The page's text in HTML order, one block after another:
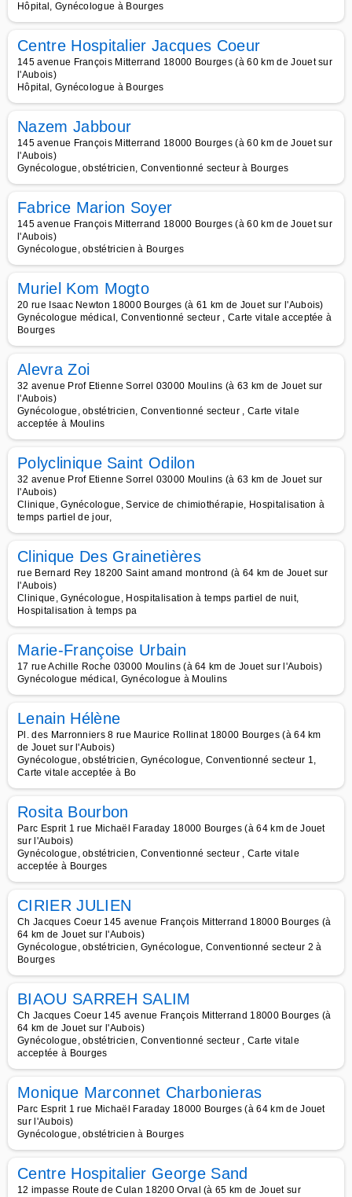
Hôpital, Gynécologue à Bourges
Centre Hospitalier Jacques Coeur
145 avenue François Mitterrand 18000 Bourges (à 60 km de Jouet sur
l'Aubois)
Hôpital, Gynécologue à Bourges
Nazem Jabbour
145 avenue François Mitterrand 18000 Bourges (à 60 km de Jouet sur
l'Aubois)
Gynécologue, obstétricien, Conventionné secteur à Bourges
Fabrice Marion Soyer
145 avenue François Mitterrand 18000 Bourges (à 60 km de Jouet sur
l'Aubois)
Gynécologue, obstétricien à Bourges
Muriel Kom Mogto
20 rue Isaac Newton 18000 Bourges (à 61 km de Jouet sur l'Aubois)
Gynécologue médical, Conventionné secteur , Carte vitale acceptée à
Bourges
Alevra Zoi
32 avenue Prof Etienne Sorrel 03000 Moulins (à 63 km de Jouet sur
l'Aubois)
Gynécologue, obstétricien, Conventionné secteur , Carte vitale
acceptée à Moulins
Polyclinique Saint Odilon
32 avenue Prof Etienne Sorrel 03000 Moulins (à 63 km de Jouet sur
l'Aubois)
Clinique, Gynécologue, Service de chimiothérapie, Hospitalisation à
temps partiel de jour,
Clinique Des Grainetières
rue Bernard Rey 18200 Saint amand montrond (à 64 km de Jouet sur
l'Aubois)
Clinique, Gynécologue, Hospitalisation à temps partiel de nuit,
Hospitalisation à temps pa
Marie-Françoise Urbain
17 rue Achille Roche 03000 Moulins (à 64 km de Jouet sur l'Aubois)
Gynécologue médical, Gynécologue à Moulins
Lenain Hélène
Pl. des Marronniers 8 rue Maurice Rollinat 18000 Bourges (à 64 km
de Jouet sur l'Aubois)
Gynécologue, obstétricien, Gynécologue, Conventionné secteur 1,
Carte vitale acceptée à Bo
Rosita Bourbon
Parc Esprit 1 rue Michaël Faraday 18000 Bourges (à 64 km de Jouet
sur l'Aubois)
Gynécologue, obstétricien, Conventionné secteur , Carte vitale
acceptée à Bourges
CIRIER JULIEN
Ch Jacques Coeur 145 avenue François Mitterrand 18000 Bourges (à
64 km de Jouet sur l'Aubois)
Gynécologue, obstétricien, Gynécologue, Conventionné secteur 2 à
Bourges
BIAOU SARREH SALIM
Ch Jacques Coeur 145 avenue François Mitterrand 18000 Bourges (à
64 km de Jouet sur l'Aubois)
Gynécologue, obstétricien, Conventionné secteur , Carte vitale
acceptée à Bourges
Monique Marconnet Charbonieras
Parc Esprit 1 rue Michaël Faraday 18000 Bourges (à 64 km de Jouet
sur l'Aubois)
Gynécologue, obstétricien à Bourges
Centre Hospitalier George Sand
12 impasse Route de Culan 18200 Orval (à 65 km de Jouet sur